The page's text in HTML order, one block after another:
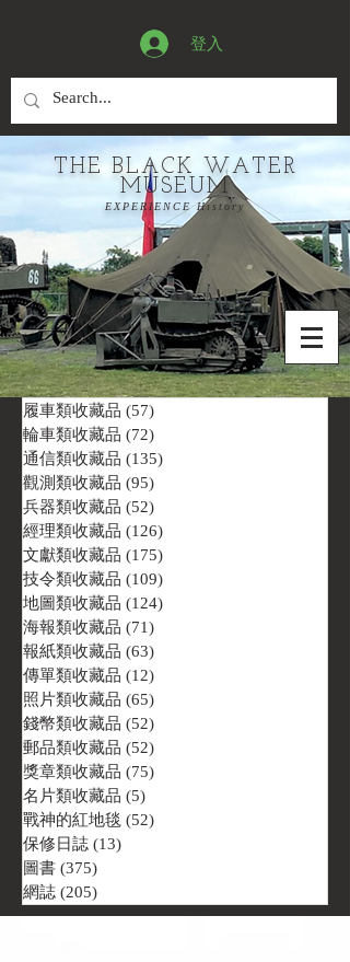
登入
THE BLACK WATER
MUSEUM
EXPERIENCE History
履車類收藏品 (57)
輪車類收藏品 (72)
通信類收藏品 (135)
觀測類收藏品 (95)
兵器類收藏品 (52)
經理類收藏品 (126)
文獻類收藏品 (175)
技令類收藏品 (109)
地圖類收藏品 (124)
海報類收藏品 (71)
報紙類收藏品 (63)
傳單類收藏品 (12)
照片類收藏品 (65)
錢幣類收藏品 (52)
郵品類收藏品 (52)
獎章類收藏品 (75)
名片類收藏品 (5)
戰神的紅地毯 (52)
保修日誌 (13)
圖書 (375)
網誌 (205)